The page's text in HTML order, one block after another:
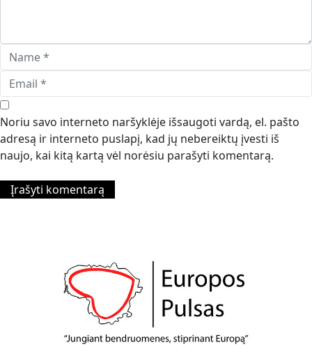
Noriu savo interneto naršyklėje išsaugoti vardą, el. pašto
adresą ir interneto puslapį, kad jų nebereiktų įvesti iš
naujo, kai kitą kartą vėl norėsiu parašyti komentarą.